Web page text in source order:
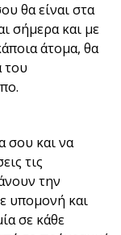
θα είναι στα
σήμερα και με
άτομα, θα
του
σου και να
τις
την
υπομονή και
σε κάθε